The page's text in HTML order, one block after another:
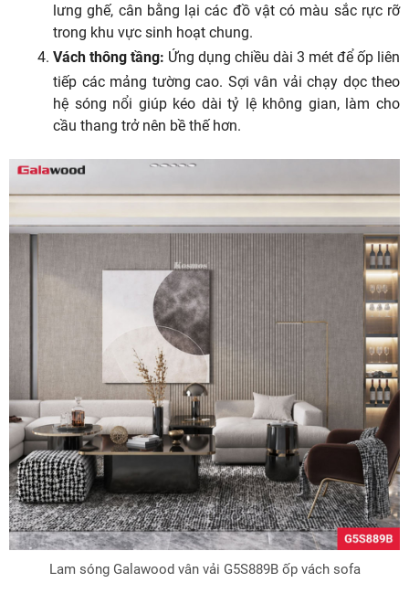
lưng ghế, cân bằng lại các đồ vật có màu sắc rực rỡ
trong khu vực sinh hoạt chung.
Vách thông tầng: Ứng dụng chiều dài 3 mét để ốp liên
tiếp các mảng tường cao. Sợi vân vải chạy dọc theo
hệ sóng nổi giúp kéo dài tỷ lệ không gian, làm cho
cầu thang trở nên bề thế hơn.
Lam sóng Galawood vân vải G5S889B ốp vách sofa